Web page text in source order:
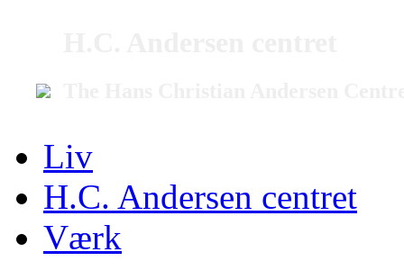
Liv
H.C. Andersen centret
Værk